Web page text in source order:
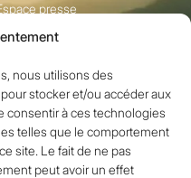
nous utilisons des
stocker et/ou accéder aux
consentir à ces technologies
telles que le comportement
site. Le fait de ne pas
peut avoir un effet
presse
sociaux